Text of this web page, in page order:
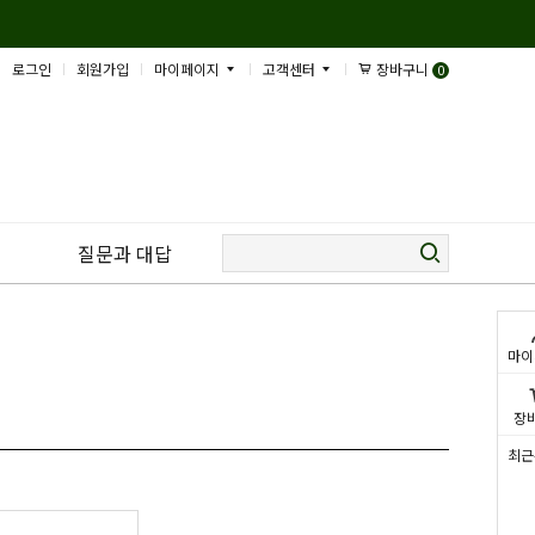
마
장
최
로그인 회원가입 마이페이지 고객센터 장바구니 0
질문과 대답